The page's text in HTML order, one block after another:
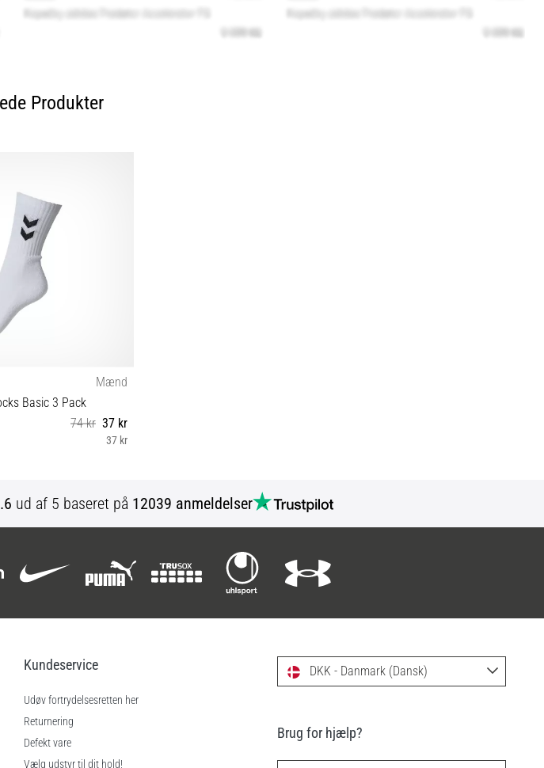
Produkter
Mænd
Basic 3 Pack
74 kr 37 kr
37 kr
ud af 5 baseret på 12039 anmeldelser
Kundeservice
Udøv fortrydelsesretten her
Returnering
Defekt vare
Vælg udstyr til dit hold!
DKK - Danmark (Dansk)
Brug for hjælp?